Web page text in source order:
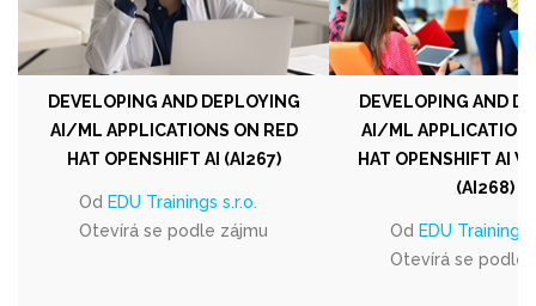
DEVELOPING AND DEPLOYING
AI/ML APPLICATIONS ON RED
HAT OPENSHIFT AI (AI267)
Od EDU Trainings s.r.o.
Otevírá se podle zájmu
DEVELOPING AND
AI/ML
HAT OPENSHIFT AI
(AI268)
Od EDU Trainings
Otevírá se podle